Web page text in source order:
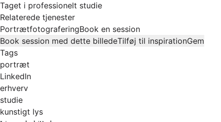
Taget i professionelt studie
Relaterede tjenester
PortrætfotograferingBook en session
Book session med dette billedeTilføj til inspirationGem
Tags
portræt
LinkedIn
erhverv
studie
kunstigt lys